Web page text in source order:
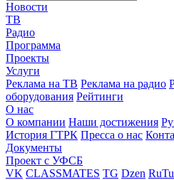
Новости
ТВ
Радио
Программа
Проекты
Услуги
Реклама на ТВ Реклама на радио
оборудования Рейтинги
О нас
О компании Наши достижения
История ГТРК Пресса о нас
Документы
Проект с УФСБ
VK CLASSMATES TG Dzen